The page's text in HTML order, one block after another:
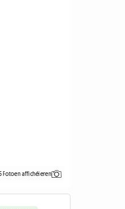
Fotoen affichéieren